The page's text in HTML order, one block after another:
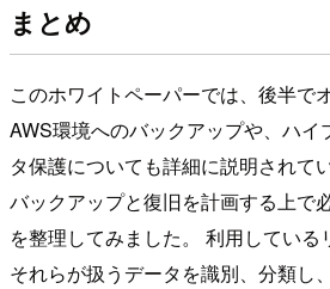
まとめ
このホワイトペーパーでは、後半で
AWS環境へのバックアップや、ハイ
タ保護についても詳細に説明されて
バックアップと復旧を計画する上で
を整理してみました。 利用している
それらが扱うデータを識別、分類し